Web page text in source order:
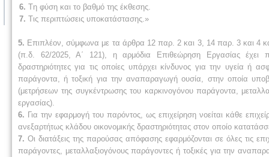
6. Tη φύση και το βαθμό της έκθεσης.
7. Τις περιπτώσεις υποκατάστασης.»
5. Επιπλέον, σύμφωνα με τα άρθρα 12 παρ. 2 και 3, 14 παρ. 3 και 4
(π.δ. 62/2025, Α΄ 121), η αρμόδια Επιθεώρηση Εργασίας έχει
δραστηριότητες για τις οποίες υπάρχει κίνδυνος για την υγεία ή
παράγοντα, ή τοξική για την αναπαραγωγή ουσία, στην οποία
(μετρήσεων της συγκέντρωσης του καρκινογόνου πα­ράγοντα,
εργασίας).
6. Για την εφαρμογή του παρόντος, ως επιχείρηση νοείται κάθε
ανεξαρτήτως κλάδου οικονομικής δραστηριότητας στον οποίο
7. Οι διατάξεις της παρούσας απόφασης εφαρμόζονται σε όλες τις
παράγοντες, μεταλλαξιογόνους παράγοντες ή τοξικές για την